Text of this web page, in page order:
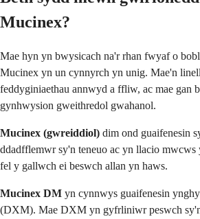
Mucinex?
Mae hyn yn bwysicach na'r rhan fwyaf o
Mucinex yn un cynnyrch yn unig. Mae'n
feddyginiaethau annwyd a ffliw, ac mae gan
gynhwysion gweithredol gwahanol.
Mucinex (gwreiddiol) dim ond guaifenesin
ddadfflemwr sy'n teneuo ac yn llacio
fel y gallwch ei beswch allan yn haws.
Mucinex DM yn cynnwys guaifenesin
(DXM). Mae DXM yn gyfrliniwr peswch